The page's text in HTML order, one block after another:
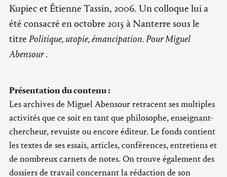
Kupiec et Étienne Tassin, 2006. Un colloque lui a
été consacré en octobre 2015 à Nanterre sous le
titre Politique, utopie, émancipation. Pour Miguel
Abensour.
Présentation du contenu :
Les archives de Miguel Abensour retracent ses multiples
activités que ce soit en tant que philosophe, enseignant-
chercheur, revuiste ou encore éditeur. Le fonds contient
les textes de ses essais, articles, conférences, entretiens et
de nombreux carnets de notes. On trouve également des
dossiers de travail concernant la rédaction de son